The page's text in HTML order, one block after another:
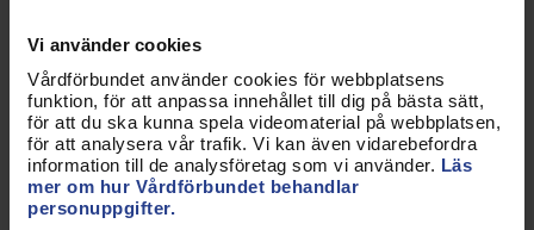
Vi använder cookies
Vårdförbundet använder cookies för webbplatsens
funktion, för att anpassa innehållet till dig på bästa sätt,
för att du ska kunna spela videomaterial på webbplatsen,
för att analysera vår trafik. Vi kan även vidarebefordra
information till de analysföretag som vi använder. Läs
mer om hur Vårdförbundet behandlar
personuppgifter.
delta och representera förbundet i nationellt och
internationellt standardiseringsarbete inom vård
och omsorg, via Svenska institutet för standarder.